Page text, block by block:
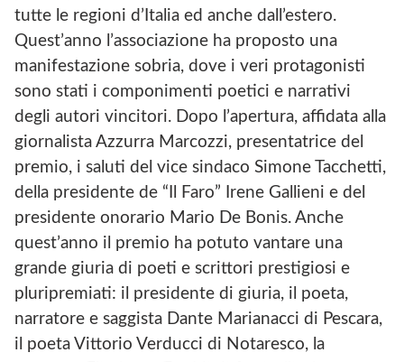
S
S
C
I
A
Z
I
O
N
E
I
L
F
A
R
O
A
S
N
E
F
A
O
A
tutte le regioni d’Italia ed anche dall’estero.
Quest’anno l’associazione ha proposto una
manifestazione sobria, dove i veri protagonisti
sono stati i componimenti poetici e narrativi
degli autori vincitori. Dopo l’apertura, affidata alla
giornalista Azzurra Marcozzi, presentatrice del
premio, i saluti del vice sindaco Simone Tacchetti,
della presidente de “Il Faro” Irene Gallieni e del
presidente onorario Mario De Bonis. Anche
quest’anno il premio ha potuto vantare una
grande giuria di poeti e scrittori prestigiosi e
pluripremiati: il presidente di giuria, il poeta,
narratore e saggista Dante Marianacci di Pescara,
il poeta Vittorio Verducci di Notaresco, la